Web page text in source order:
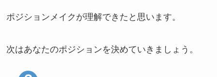
ポジションメイクが理解できたと思います。
次はあなたのポジションを決めていきましょう。